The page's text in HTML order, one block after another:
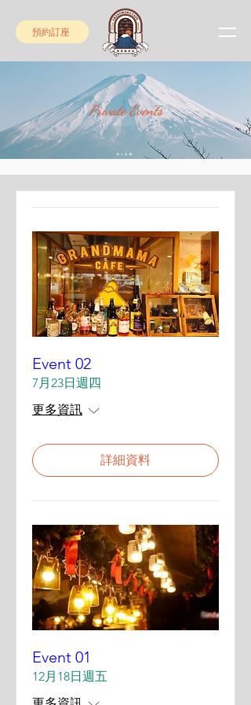
預約訂座
Private Events
私人活動
Event 02
7月23日週四
更多資訊
詳細資料
Event 01
12月18日週五